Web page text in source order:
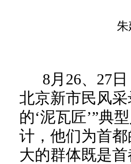
8月 26、 27
北京新市民风
的‘泥瓦匠’”典
计，他们为首
大的群体既是